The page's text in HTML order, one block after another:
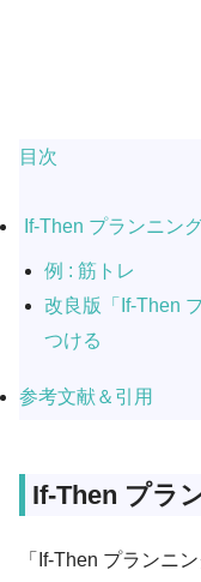
目次
If-Then プランニン
例 : 筋トレ
改良版「If-Then
つける
参考文献＆引用
If-Then プラ
「If-Then プランニ